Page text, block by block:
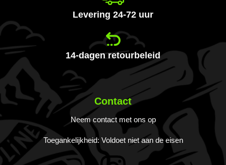
Levering 24-72 uur
14-dagen retourbeleid
Contact
Neem contact met ons op
Toegankelijkheid: Voldoet niet aan de eisen